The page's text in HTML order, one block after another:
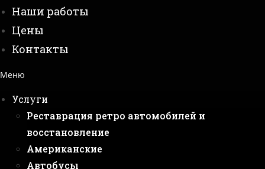
Наши работы
Цены
Контакты
Меню
Услуги
Реставрация ретро автомобилей и
восстановление
Американские
Автобусы